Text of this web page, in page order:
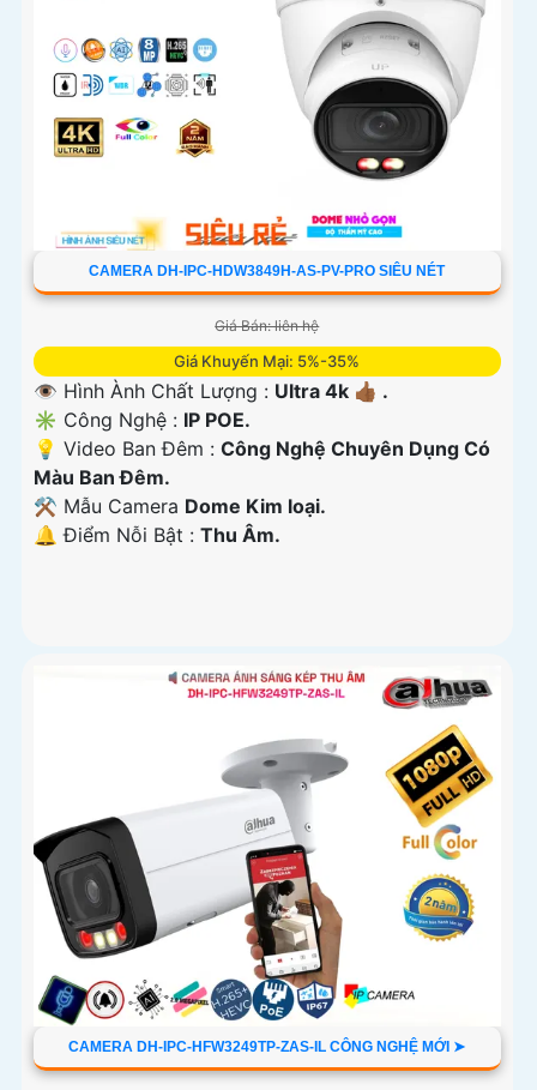
CAMERA DH-IPC-HDW3849H-AS-PV-PRO SIÊU NÉT
Giá Bán: liên hệ
Giá Khuyến Mại: 5%-35%
👁 Hình Ành Chất Lượng : Ultra 4k 👍🏾 .
✳️ Công Nghệ : IP POE.
💡 Video Ban Đêm : Công Nghệ Chuyên Dụng Có
Màu Ban Ðêm.
⚒ Mẫu Camera Dome Kim loại.
️🔔 Điểm Nỗi Bật : Thu Âm.
CAMERA DH-IPC-HFW3249TP-ZAS-IL CÔNG NGHỆ MỚI ➤